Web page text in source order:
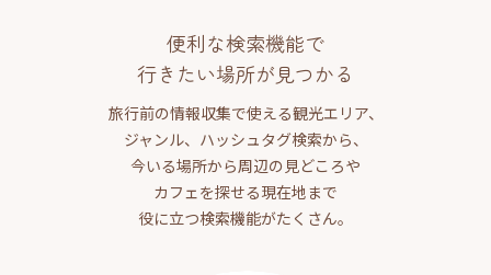
便利な検索機能で
行きたい場所が見つかる
旅行前の情報収集で使える観光エリア、
ジャンル、ハッシュタグ検索から、
今いる場所から周辺の見どころや
カフェを探せる現在地まで
役に立つ検索機能がたくさん。